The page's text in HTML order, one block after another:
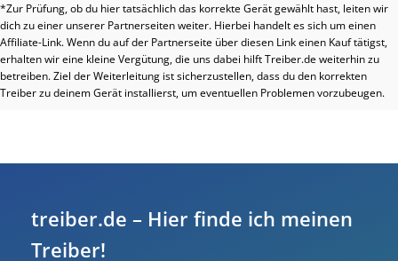
*Zur Prüfung, ob du hier tatsächlich das korrekte Gerät gewählt hast, leiten wir
dich zu einer unserer Partnerseiten weiter. Hierbei handelt es sich um einen
Affiliate-Link. Wenn du auf der Partnerseite über diesen Link einen Kauf tätigst,
erhalten wir eine kleine Vergütung, die uns dabei hilft Treiber.de weiterhin zu
betreiben. Ziel der Weiterleitung ist sicherzustellen, dass du den korrekten
Treiber zu deinem Gerät installierst, um eventuellen Problemen vorzubeugen.
treiber.de – Hier finde ich meinen
Treiber!